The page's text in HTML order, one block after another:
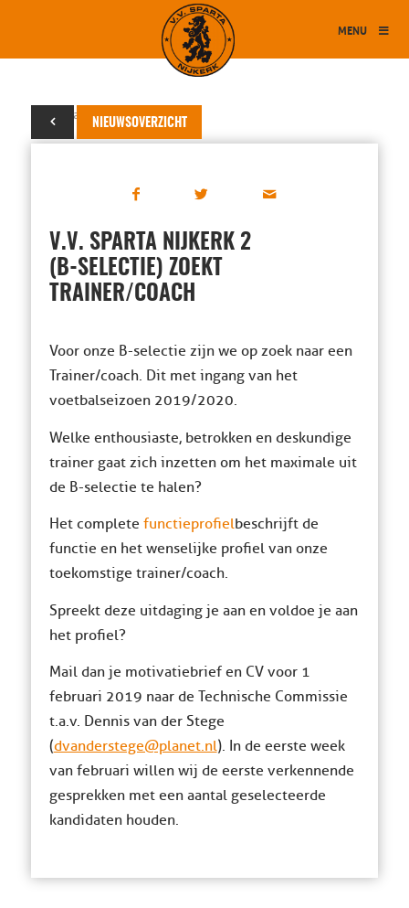
MENU
NIEUWSOVERZICHT
19 januari 2019
V.V. SPARTA NIJKERK 2
(B-SELECTIE) ZOEKT
TRAINER/COACH
Voor onze B-selectie zijn we op zoek naar een
Trainer/coach. Dit met ingang van het
voetbalseizoen 2019/2020.
Welke enthousiaste, betrokken en deskundige
trainer gaat zich inzetten om het maximale uit
de B-selectie te halen?
Het complete functieprofielbeschrijft de
functie en het wenselijke profiel van onze
toekomstige trainer/coach.
Spreekt deze uitdaging je aan en voldoe je aan
het profiel?
Mail dan je motivatiebrief en CV voor 1
februari 2019 naar de Technische Commissie
t.a.v. Dennis van der Stege
(dvanderstege@planet.nl). In de eerste week
van februari willen wij de eerste verkennende
gesprekken met een aantal geselecteerde
kandidaten houden.